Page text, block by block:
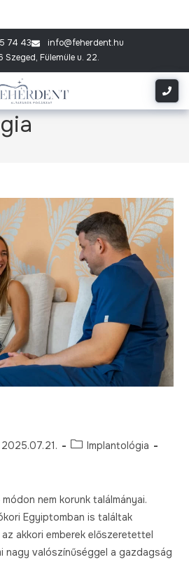
74 43
info@feherdent.hu
Szeged, Fülemüle u. 22.
2025.07.21.
Implantológia
nem korunk találmányai.
Egyiptomban is találtak
akkori emberek előszeretettel
nagy valószínűséggel a gazdagság